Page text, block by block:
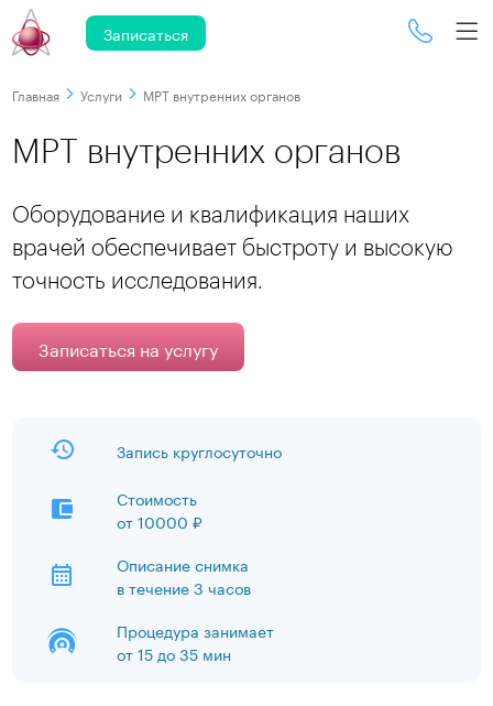
Записаться
Главная Услуги МРТ внутренних органов
МРТ внутренних органов
Оборудование и квалификация наших
врачей обеспечивает быстроту и высокую
точность исследования.
Записаться на услугу
Запись круглосуточно
Стоимость
от10000 ₽
Описание снимка
в течение 3 часов
Процедура занимает
от 15 до 35 мин